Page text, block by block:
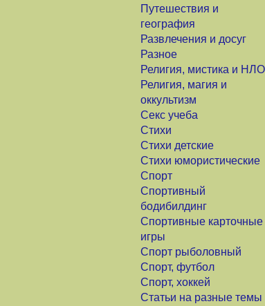
Путешествия и
география
Развлечения и досуг
Разное
Религия, мистика и НЛО
Религия, магия и
оккультизм
Секс учеба
Стихи
Стихи детские
Стихи юмористические
Спорт
Спортивный
бодибилдинг
Спортивные карточные
игры
Спорт рыболовный
Спорт, футбол
Спорт, хоккей
Статьи на разные темы